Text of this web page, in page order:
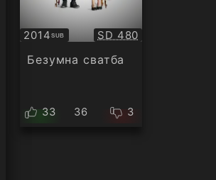
2014SUB
Субтитри Качество:
SD 480
Безумна сватба
33 36 3